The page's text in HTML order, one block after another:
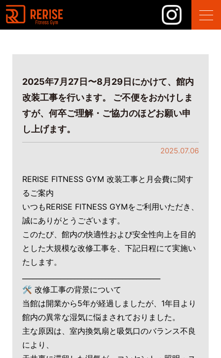
2025年7月27日〜8月29日にかけて、館内
改装工事を行います。 ご不便をおかけしま
すが、何卒ご理解・ご協力のほどお願い申
し上げます。
2025.07.06
RERISE FITNESS GYM 改装工事と月会費に関す
るご案内
いつもRERISE FITNESS GYMをご利用いただき、
誠にありがとうございます。
このたび、館内の快適性および安全性向上を目的
とした大規模な改修工事を、下記日程にて実施い
たします。
🛠️ 改修工事の背景について
当館は開業から5年が経過しましたが、1年目より
館内の異常な湿気に悩まされておりました。
主な原因は、室内換気扇と吸気口のバランス不良
により、